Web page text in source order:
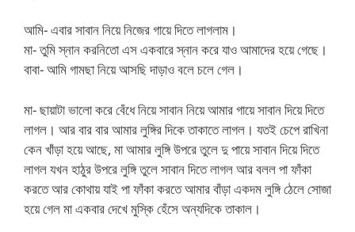
আমি- এবার সাবান নিয়ে নিজের গায়ে দিতে লাগলাম।
মা- তুমি স্নান করনিতো এস একবারে স্নান করে যাও আমাদের হয়ে গেছে।
বাবা- আমি গামছা নিয়ে আসছি দাড়াও বলে চলে গেল।
মা- ছায়াটা ভালো করে বেঁধে নিয়ে সাবান নিয়ে আমার গায়ে সাবান দিয়ে দিতে
লাগল। আর বার বার আমার লুঙ্গির দিকে তাকাতে লাগল। যতই চেপে রাখিনা
কেন খাঁড়া হয়ে আছে, মা আমার লুঙ্গি উপরে তুলে দু পায়ে সাবান দিয়ে দিতে
লাগল যখন হাঠুর উপরে লুঙ্গি তুলে সাবান দিতে লাগল আর বলল পা ফাঁকা
করতে আর কোথায় যাই পা ফাঁকা করতে আমার বাঁড়া একদম লুঙ্গি ঠেলে সোজা
হয়ে গেল মা একবার দেখে মুস্কি হেঁসে অন্যদিকে তাকাল।